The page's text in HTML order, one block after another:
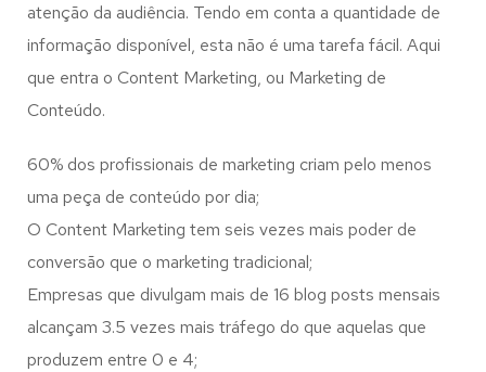
atenção da audiência. Tendo em conta a quantidade de
informação disponível, esta não é uma tarefa fácil. Aqui
que entra o Content Marketing, ou Marketing de
Conteúdo.
60% dos profissionais de marketing criam pelo menos
uma peça de conteúdo por dia;
O Content Marketing tem seis vezes mais poder de
conversão que o marketing tradicional;
Empresas que divulgam mais de 16 blog posts mensais
alcançam 3.5 vezes mais tráfego do que aquelas que
produzem entre 0 e 4;